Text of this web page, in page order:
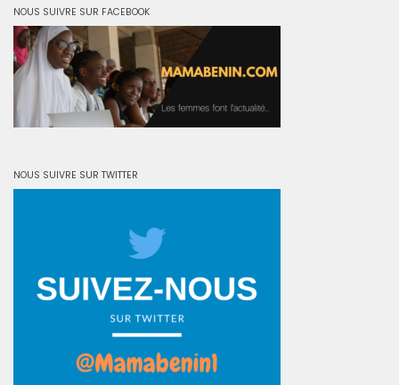
NOUS SUIVRE SUR FACEBOOK
NOUS SUIVRE SUR TWITTER